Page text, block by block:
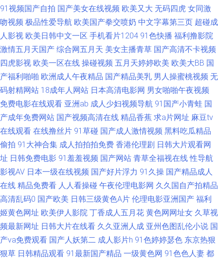
人性网 91性网欧美 欧美日本三级伦理 91传媒在线观 国产2页 色婷婷五月天
AV综合 91破解官网免费 福利导航老司机 男女男啪啪啪 亚洲成人黄色网址 国
产福利视频网导航 偷拍福利导航 91探花偷拍网址 国产日日夜夜艹 四虎四虎
色AV 91黄色网 国产高清地址一二三 青青草热Av 91love海角熟女 国产精品久
久内蒙 色悠悠一區二區 91视频免费试看 国产久久视频 91抖淫 福利姬www
操com 91次元 91草草视频 影音先锋色a 92av福利视频 91人人爽 日日日草草
操 九九色热 91五月天色色图片网 91超碰人人狠狠操 青青草人人操av 国产又
精品黄色 91午夜福利国产 成人福利导航蜜桃 91色 微拍91 激情网快播 大香
蕉丁香五月 国产黄精品合集视频 人妻第八页 欧美A级片网站 高清无码播放
一本 91嫩草国产精品 性生活理論永久免費 欧美日韩免费观看网址 欧美婷婷
91视频国产自拍 国产美女在线视频 欧美又大 无码四虎 女同激
吻视频 极品性爱导航 欧美国产拳交喷奶 中文字幕第三页 超碰成
人影视 欧美日韩中文一区 手机看片1204 91色快播 福利撸影院
激情五月天国产 综合网五月天 美女主播青草 国产高清不卡视频
四虎影视 欧美一区在线 操碰视频 五月天婷婷欧美 欧美大BB 国
产福利啪啪 欧洲成人午夜精品 国产精品美乳 男人操蜜桃视频 无
码射精网站 18成年人网站 日本高清电影网 男女啪啪午夜视频
免费电影在线观看 亚洲ab 成人少妇视频导航 91国产小青蛙 国
产成年免费网站 国产视频高清在线 精品香蕉 求a片网址 麻豆tv
在线观看 在线撸丝片 91草碰 国产成人激情视频 黑料吃瓜精品
偷拍 91大神合集 成人拍拍拍免费 香港伦理剧 日韩大片观看网
址 日韩免费电影 91羞羞视频 国产网站 青草全福视在线 性导航
影视AV 日本一级在线视频 国产好片浮力 91久操 国产精品成人
在线 精品免费看 人人看操碰 午夜伦理电影网 久久国自产拍精品
高清乱码0 国产欧美 日韩三级黄色A片 伦理电影亚洲国产 福利
姬黄色网址 欧美伊人影院 丁香成人五月花 黄色网网址女 久草视
频最新网址 日韩大片在线看 久久亚洲人成 亚州色图乱伦小说 国
产va免费观看 国产人妖第二 成人影片h 91色婷婷瑟色 东京热狠
狠草 日韩精品观看 91最新国产精品 一级黄色网 91色色人妻 都